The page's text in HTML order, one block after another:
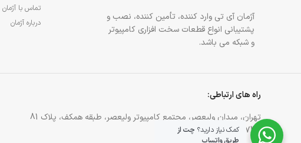
آژمان آی تی وارد کننده، تأمین کننده، نصب و
پشتیبانی انواع قطعات سخت افزاری کامپیوتر
و شبکه می باشد.
تماس با آژمان
درباره آژمان
راه های ارتباطی:
تهران، میدان ولیعصر، مجتمع کامپیوتر ولیعصر، طبقه همکف، پلاک 81
021-88905744
کمک نیاز دارید؟ چت از
طریق واتساپ